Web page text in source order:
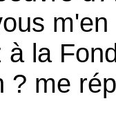
m'en
à la
? me